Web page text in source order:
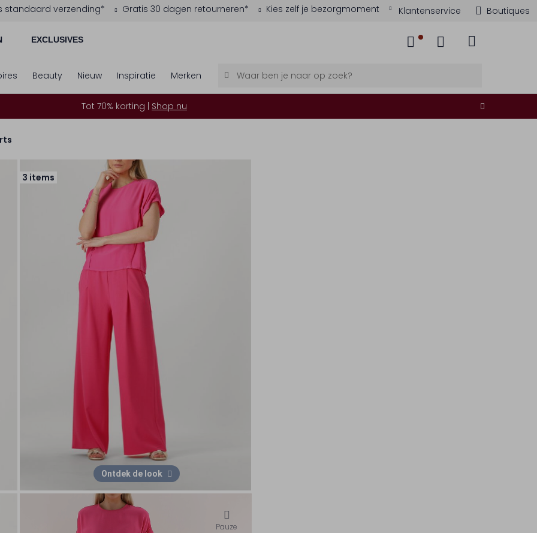
standaard verzending* Gratis 30 dagen retourneren* Kies zelf je bezorgmoment Klantenservice Boutiques
EXCLUSIVES
Beauty Nieuw Inspiratie Merken
Tot 70% korting | Shop nu
3 items
Ontdek de look
Pauze